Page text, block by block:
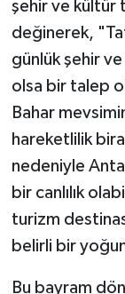
şehir ve kültür
değinerek,
günlük şehir ve
olsa bir talep
Bahar
hareketlilik
nedeniyle
bir canlılık
turizm
belirli bir
Bu bayram